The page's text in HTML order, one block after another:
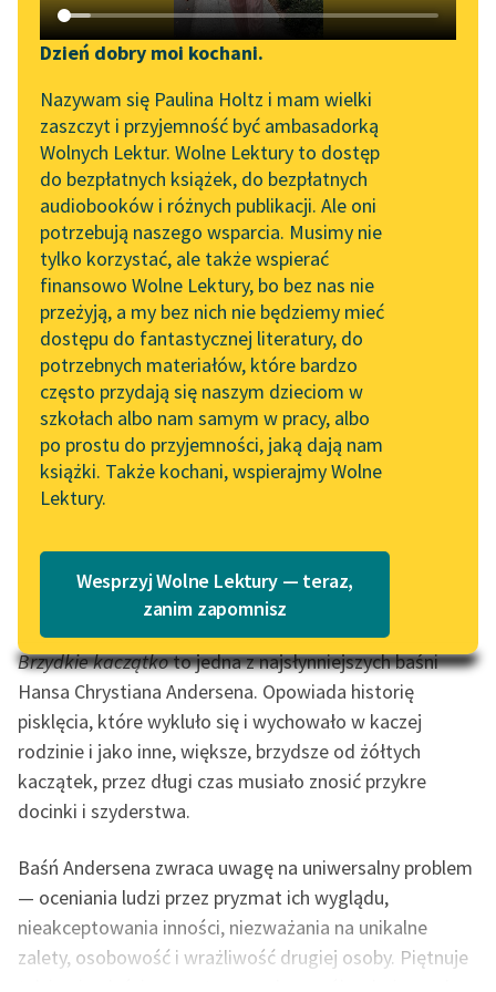
Katalog DAISY
Podkasty o książkach
Zgłoś brak utworu
Aktualności
„Prokurator Alicja Horn”
do słuchania
Byliśmy częścią AI Impact
Lab
Zapraszamy na spotkanie
online z tłumaczkami
literatury skandynawskiej
Spotkanie z Katarzyną
Tunkiel w Oslo
102. lata temu zmarł
Joseph Conrad
Lektury szkolne i klasyka
literatury do słuchania dla
uczennic i uczniów z
niepełnosprawnościami
E-kolekcja lektur
szkolnych i literatury do
słuchania dla uczennic i
uczniów z
Feministyczne inspiracje.
Popularyzacja
skandynawskiej literatury
feministycznej
Narzędzia
Mapa Wolnych Lektur
Leśmianator
Przewodnik dla piszących i
czytających
API
OAI-PMH
Widget Wolnych Lektur
Przypisy
Katalog w formacie PDF
Dzień dobry moi kochani.
Nazywam się Paulina Holtz i mam wielki
zaszczyt i przyjemność być ambasadorką
Wolnych Lektur. Wolne Lektury to dostęp
do bezpłatnych książek, do bezpłatnych
audiobooków i różnych publikacji. Ale oni
potrzebują naszego wsparcia. Musimy nie
tylko korzystać, ale także wspierać
finansowo Wolne Lektury, bo bez nas nie
przeżyją, a my bez nich nie będziemy mieć
dostępu do fantastycznej literatury, do
potrzebnych materiałów, które bardzo
często przydają się naszym dzieciom w
szkołach albo nam samym w pracy, albo
po prostu do przyjemności, jaką dają nam
książki. Także kochani, wspierajmy Wolne
Lektury.
Wesprzyj Wolne Lektury — teraz,
zanim zapomnisz
pobierz audiobook
pobierz książkę
czytaj online
Czyta:Katarzyna Maciąg, reż.Jakub Kowalski
1×
Brzydkie kaczątkoto jedna z najsłynniejszych baśni
Hansa Chrystiana Andersena. Opowiada historię
pisklęcia, które wykluło się i wychowało w kaczej
rodzinie i jako inne, większe, brzydsze od żółtych
kaczątek, przez długi czas musiało znosić przykre
docinki i szyderstwa.
Baśń Andersena zwraca uwagę na uniwersalny problem
— oceniania ludzi przez pryzmat ich wyglądu,
nieakceptowania inności, niezważania na unikalne
zalety, osobowość i wrażliwość drugiej osoby. Piętnuje